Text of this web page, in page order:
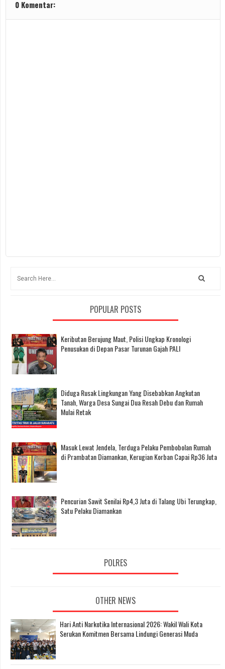
0 Komentar:
POPULAR POSTS
Keributan Berujung Maut, Polisi Ungkap Kronologi
Penusukan di Depan Pasar Turunan Gajah PALI
Diduga Rusak Lingkungan Yang Disebabkan Angkutan
Tanah, Warga Desa Sungai Dua Resah Debu dan Rumah
Mulai Retak
Masuk Lewat Jendela, Terduga Pelaku Pembobolan Rumah
di Prambatan Diamankan, Kerugian Korban Capai Rp36 Juta
Pencurian Sawit Senilai Rp4,3 Juta di Talang Ubi Terungkap,
Satu Pelaku Diamankan
POLRES
OTHER NEWS
Hari Anti Narkotika Internasional 2026: Wakil Wali Kota
Serukan Komitmen Bersama Lindungi Generasi Muda